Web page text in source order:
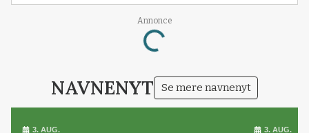
Annonce
Loading...
NAVNENYT Se mere navnenyt
3. AUG. 3. AUG.